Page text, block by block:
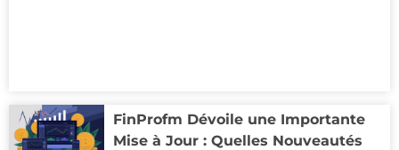
FinProfm Dévoile une Importante
Mise à Jour : Quelles Nouveautés